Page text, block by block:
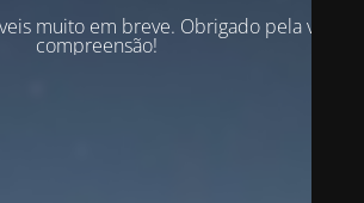
muito em breve. Obrigado pela vossa
compreensão!